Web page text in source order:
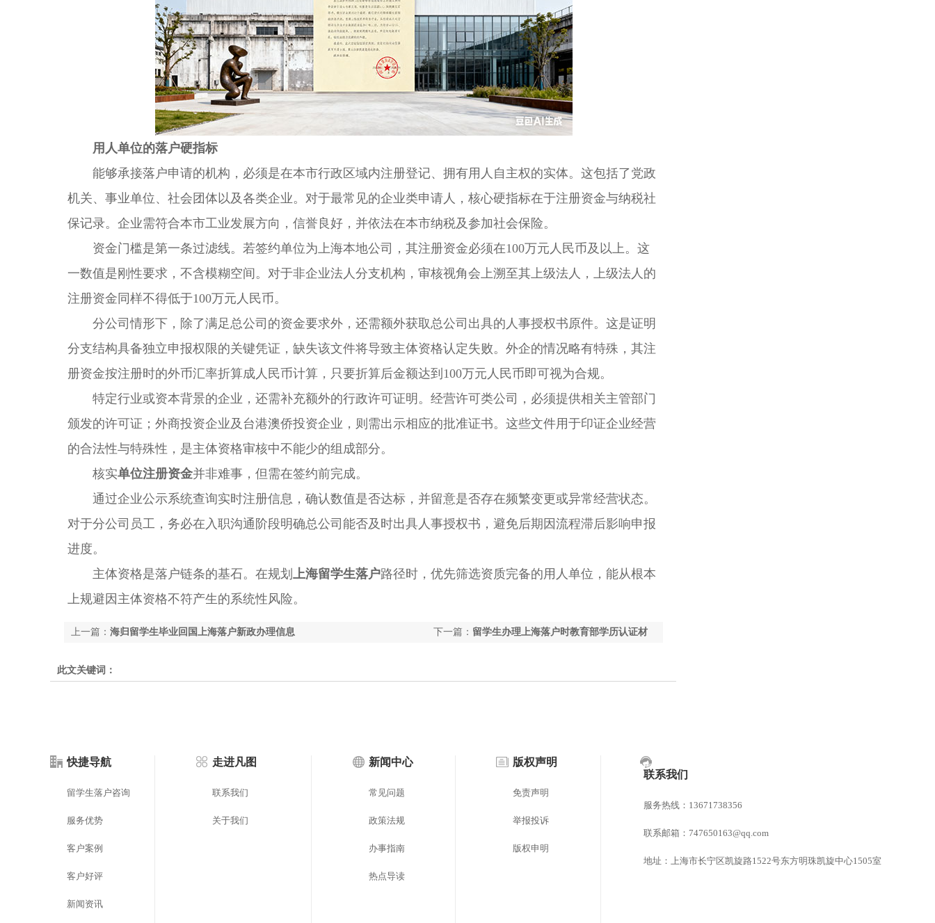
用人单位的落户硬指标
能够承接落户申请的机构，必须是在本市行政区域内注册登记、拥有用人自主权的实体。这包括了党政
机关、事业单位、社会团体以及各类企业。对于最常见的企业类申请人，核心硬指标在于注册资金与纳税社
保记录。企业需符合本市工业发展方向，信誉良好，并依法在本市纳税及参加社会保险。
资金门槛是第一条过滤线。若签约单位为上海本地公司，其注册资金必须在100万元人民币及以上。这
一数值是刚性要求，不含模糊空间。对于非企业法人分支机构，审核视角会上溯至其上级法人，上级法人的
注册资金同样不得低于100万元人民币。
分公司情形下，除了满足总公司的资金要求外，还需额外获取总公司出具的人事授权书原件。这是证明
分支结构具备独立申报权限的关键凭证，缺失该文件将导致主体资格认定失败。外企的情况略有特殊，其注
册资金按注册时的外币汇率折算成人民币计算，只要折算后金额达到100万元人民币即可视为合规。
特定行业或资本背景的企业，还需补充额外的行政许可证明。经营许可类公司，必须提供相关主管部门
颁发的许可证；外商投资企业及台港澳侨投资企业，则需出示相应的批准证书。这些文件用于印证企业经营
的合法性与特殊性，是主体资格审核中不能少的组成部分。
核实单位注册资金并非难事，但需在签约前完成。
通过企业公示系统查询实时注册信息，确认数值是否达标，并留意是否存在频繁变更或异常经营状态。
对于分公司员工，务必在入职沟通阶段明确总公司能否及时出具人事授权书，避免后期因流程滞后影响申报
进度。
主体资格是落户链条的基石。在规划 上海留学生落户路径时，优先筛选资质完备的用人单位，能从根本
上规避因主体资格不符产生的系统性风险。
下一篇： 留学生办理上海落户时教育部学历认证材
上一篇： 海归留学生毕业回国上海落户新政办理信息
此文关键词：
快捷导航
留学生落户咨询
服务优势
客户案例
客户好评
新闻资讯
走进凡图
联系我们
关于我们
新闻中心
常见问题
政策法规
办事指南
热点导读
版权声明
免责声明
举报投诉
版权申明
联系我们
服务热线：13671738356
联系邮箱：747650163@qq.com
地址：上海市长宁区凯旋路1522号东方明珠凯旋中心1505室